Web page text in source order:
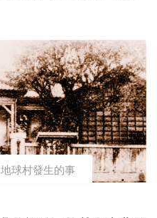
地球村發生的事